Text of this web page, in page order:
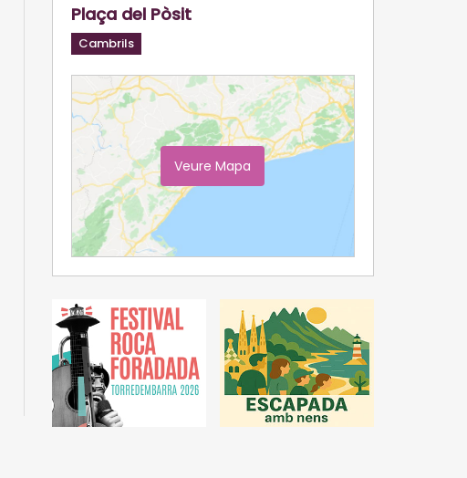
Plaça del Pòsit
Cambrils
Veure Mapa